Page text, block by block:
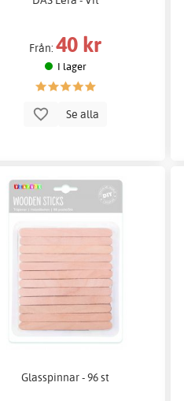
Från:40 kr
I lager
Se alla
Glasspinnar - 96 st